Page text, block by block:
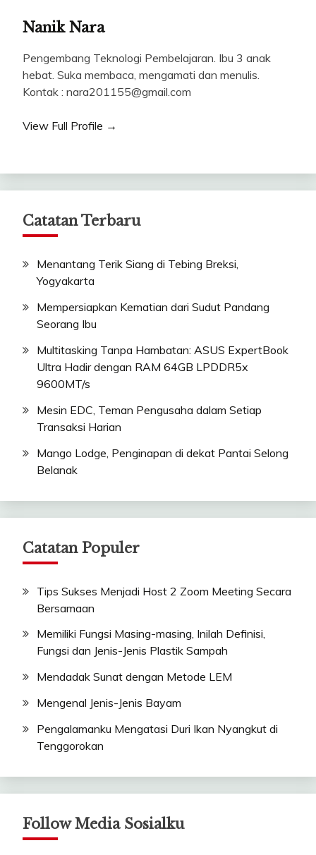
Nanik Nara
Pengembang Teknologi Pembelajaran. Ibu 3 anak
hebat. Suka membaca, mengamati dan menulis.
Kontak : nara201155@gmail.com
View Full Profile →
Catatan Terbaru
Menantang Terik Siang di Tebing Breksi,
Yogyakarta
Mempersiapkan Kematian dari Sudut Pandang
Seorang Ibu
Multitasking Tanpa Hambatan: ASUS ExpertBook
Ultra Hadir dengan RAM 64GB LPDDR5x
9600MT/s
Mesin EDC, Teman Pengusaha dalam Setiap
Transaksi Harian
Mango Lodge, Penginapan di dekat Pantai Selong
Belanak
Catatan Populer
Tips Sukses Menjadi Host 2 Zoom Meeting Secara
Bersamaan
Memiliki Fungsi Masing-masing, Inilah Definisi,
Fungsi dan Jenis-Jenis Plastik Sampah
Mendadak Sunat dengan Metode LEM
Mengenal Jenis-Jenis Bayam
Pengalamanku Mengatasi Duri Ikan Nyangkut di
Tenggorokan
Follow Media Sosialku